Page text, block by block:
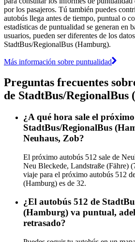
por los pasajeros. Tú también puedes
autobús llega antes de tiempo, puntual o
estadísticas de puntualidad se generan en
usuarios, pueden ser diferentes de los
StadtBus/RegionalBus (Hamburg).
Más información sobre puntualidad
Preguntas frecuentes
de StadtBus/RegionalBus
¿A qué hora sale el
StadtBus/RegionalBus
Neuhaus, Zob?
El próximo autobús 512 sale de
Neu Bleckede, Landstraße (Fähre)
viaje para el próximo autobús 512
(Hamburg) es de 32.
¿El autobús 512 de
(Hamburg) va puntual,
retrasado?